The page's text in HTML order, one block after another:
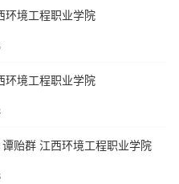
环境工程职业学院
环境工程职业学院
贻群 江西环境工程职业学院